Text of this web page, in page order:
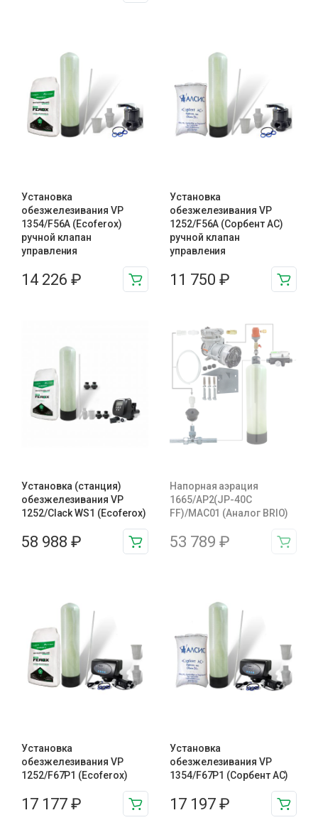
Установка
обезжелезивания VP
1354/F56A (Ecoferox)
ручной клапан
управления
14 226 ₽
Установка
обезжелезивания VP
1252/F56A (Сорбент АС)
ручной клапан
управления
11 750 ₽
Установка (станция)
обезжелезивания VP
1252/Clack WS1 (Ecoferox)
58 988 ₽
Напорная аэрация
1665/AP2(JP-40C
FF)/MAC01 (Аналог BRIO)
53 789 ₽
Установка
обезжелезивания VP
1252/F67P1 (Ecoferox)
17 177 ₽
Установка
обезжелезивания VP
1354/F67P1 (Сорбент АС)
17 197 ₽